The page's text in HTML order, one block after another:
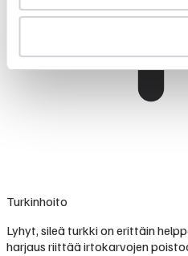
Turkinhoito
Lyhyt, sileä turkki on erittäin
harjaus riittää irtokarvojen